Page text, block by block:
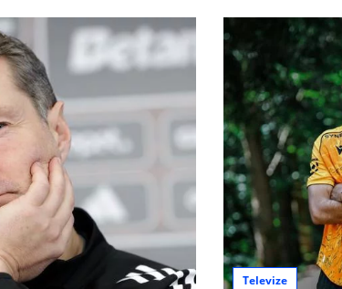
Televize